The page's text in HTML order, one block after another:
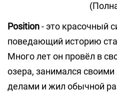
Position- это красочный
поведающий историю
Много лет он провёл в
озера, занимался
делами и жил обычной